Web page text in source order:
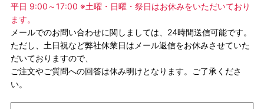
平日 9:00～17:00 ※土曜・日曜・祭日はお休みをいただいており
ます。
メールでのお問い合わせに関しましては、24時間送信可能です。
ただし、土日祝など弊社休業日はメール返信をお休みさせていた
だいておりますので、
ご注文やご質問への回答は休み明けとなります。ご了承くださ
い。